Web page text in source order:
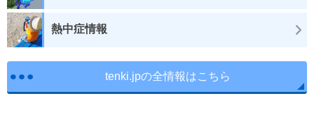
熱中症情報
tenki.jpの全情報はこちら